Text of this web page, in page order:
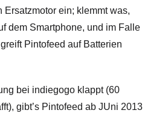
Ersatzmotor ein; klemmt was,
dem Smartphone, und im Falle
Pintofeed auf Batterien
bei indiegogo klappt (60
gibt’s Pintofeed ab JUni 2013